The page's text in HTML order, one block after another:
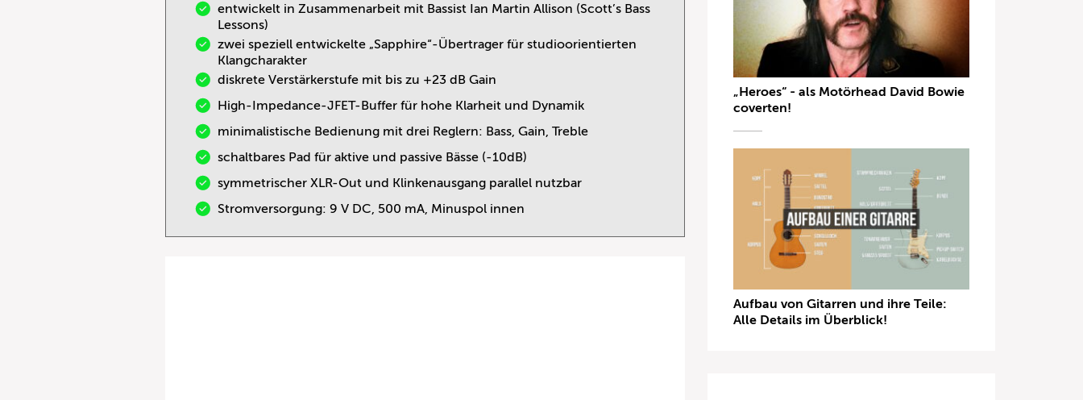
entwickelt in Zusammenarbeit mit Bassist Ian Martin Allison (Scott’s Bass
Lessons)
zwei speziell entwickelte „Sapphire“-Übertrager für studioorientierten
Klangcharakter
diskrete Verstärkerstufe mit bis zu +23 dB Gain
High-Impedance-JFET-Buffer für hohe Klarheit und Dynamik
minimalistische Bedienung mit drei Reglern: Bass, Gain, Treble
schaltbares Pad für aktive und passive Bässe (-10dB)
symmetrischer XLR-Out und Klinkenausgang parallel nutzbar
Stromversorgung: 9 V DC, 500 mA, Minuspol innen
„Heroes“ - als Motörhead David Bowie
coverten!
Aufbau von Gitarren und ihre Teile:
Alle Details im Überblick!